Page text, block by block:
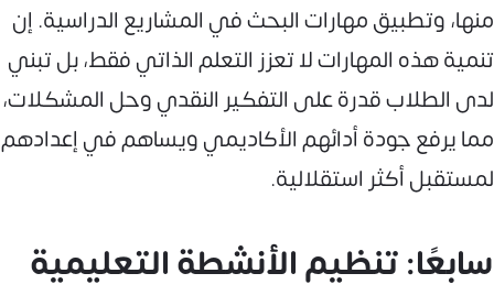
منها، وتطبيق مهارات البحث في المشاريع الدراسية. إن
تنمية هذه المهارات لا تعزز التعلم الذاتي فقط، بل تبني
لدى الطلاب قدرة على التفكير النقدي وحل المشكلات،
مما يرفع جودة أدائهم الأكاديمي ويساهم في إعدادهم
لمستقبل أكثر استقلالية.
سابعًا: تنظيم الأنشطة التعليمية